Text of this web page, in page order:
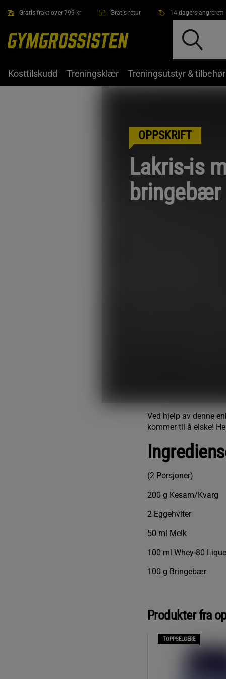
Gratis frakt over 799 kr Gratis retur 14 dagers angrerett
Kosttilskudd Treningsklær Treningsutstyr & tilbehør
OPPSKRIFT
Lakris-is
bringebær
Ved hjelp av denne
kommer til å elske!
(2 Porsjoner)
200 g Kesam/Kvarg
2 Eggehviter
50 ml Melk
100 ml Whey-80
100 g Bringebær
Produkter fra
TOPPSELGERE